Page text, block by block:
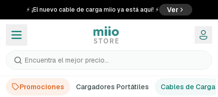
⚡ ¡El nuevo cable de carga miio ya está aquí! ⚡ Ver
Encuentra el mejor precio...
Promociones Cargadores Portátiles Cables de Carga